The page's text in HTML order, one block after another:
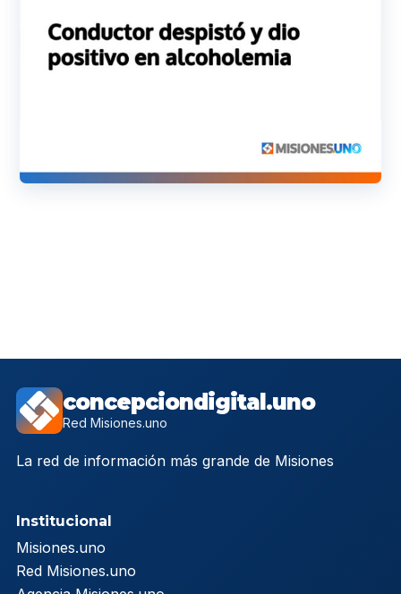
concepciondigital.uno
Red Misiones.uno
La red de información más grande de Misiones
Institucional
Misiones.uno
Red Misiones.uno